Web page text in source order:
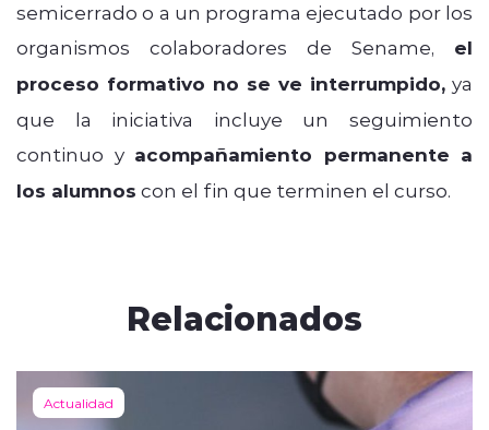
semicerrado o a un programa ejecutado por los
organismos colaboradores de Sename, el
proceso formativo no se ve interrumpido, ya
que la iniciativa incluye un seguimiento
continuo y acompañamiento permanente a
los alumnos con el fin que terminen el curso.
Relacionados
Actualidad